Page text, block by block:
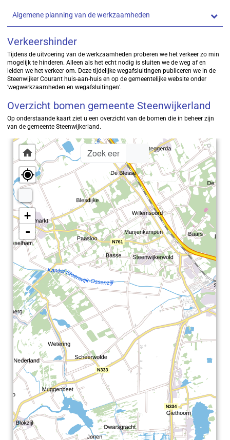
Algemene planning van de werkzaamheden
Verkeershinder
Tijdens de uitvoering van de werkzaamheden proberen we het verkeer zo min
mogelijk te hinderen. Alleen als het echt nodig is sluiten we de weg af en
leiden we het verkeer om. Deze tijdelijke wegafsluitingen publiceren we in de
Steenwijker Courant huis-aan-huis en op de gemeentelijke website onder
‘wegwerkzaamheden en wegafsluitingen’.
Overzicht bomen gemeente Steenwijkerland
Op onderstaande kaart ziet u een overzicht van de bomen die in beheer zijn
van de gemeente Steenwijkerland.